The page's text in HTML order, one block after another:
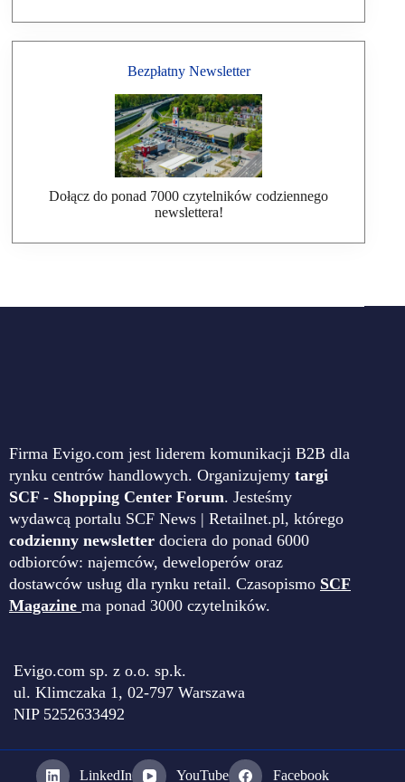
Bezpłatny Newsletter
Dołącz do ponad 7000 czytelników codziennego
newslettera!
Firma Evigo.com jest liderem komunikacji B2B dla
rynku centrów handlowych. Organizujemy targi
SCF - Shopping Center Forum. Jesteśmy
wydawcą portalu SCF News | Retailnet.pl, którego
codzienny newsletter dociera do ponad 6000
odbiorców: najemców, deweloperów oraz
dostawców usług dla rynku retail. Czasopismo SCF
Magazine ma ponad 3000 czytelników.
Evigo.com sp. z o.o. sp.k.
ul. Klimczaka 1, 02-797 Warszawa
NIP 5252633492
LinkedIn YouTube Facebook